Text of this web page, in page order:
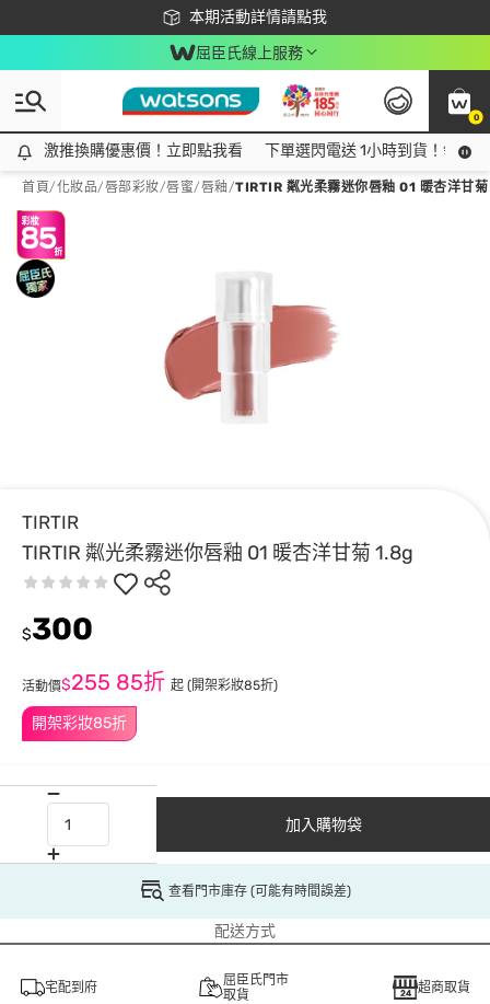
本期活動詳情請點我
下載app最高回饋$350
屈臣氏線上服務
0
激推換購優惠價！立即點我看
激推換購優惠價！立即點我看 下單選閃電送 1小時到貨！領神
首頁/化妝品/唇部彩妝/唇蜜/唇釉/TIRTIR 粼光柔霧迷你唇釉 01 暖杏洋甘
TIRTIR
TIRTIR 粼光柔霧迷你唇釉 01 暖杏洋甘菊 1.8g
開架彩妝85折
$300
活動價$255 85折 起 (開架彩妝85折)
加入購物袋
查看門市庫存 (可能有時間誤差)
配送方式
宅配到府
屈臣氏門市
取貨
超商取貨